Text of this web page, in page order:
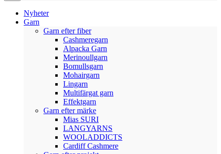
Nyheter
Garn
Garn efter fiber
Cashmeregarn
Alpacka Garn
Merinoullgarn
Bomullsgarn
Mohairgarn
Lingarn
Multifärgat garn
Effektgarn
Garn efter märke
Mias SURI
LANGYARNS
WOOLADDICTS
Cardiff Cashmere